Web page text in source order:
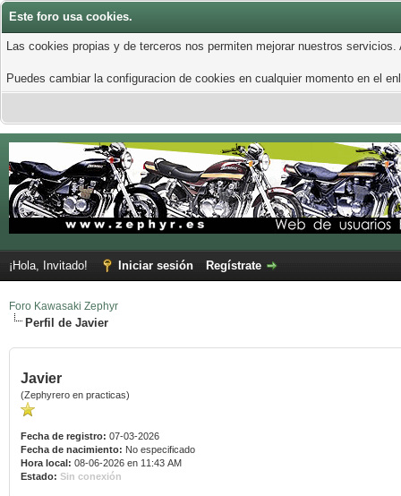
Este foro usa cookies.
Las cookies propias y de terceros nos permiten mejorar nuestros
Puedes cambiar la configuracion de cookies en cualquier momento en el
¡Hola, Invitado! Iniciar sesión Regístrate
Foro Kawasaki Zephyr
Perfil de Javier
Javier
(Zephyrero en practicas)
Fecha de registro: 07-03-2026
Fecha de nacimiento: No especificado
Hora local: 08-06-2026 en 11:43 AM
Estado: Sin conexión